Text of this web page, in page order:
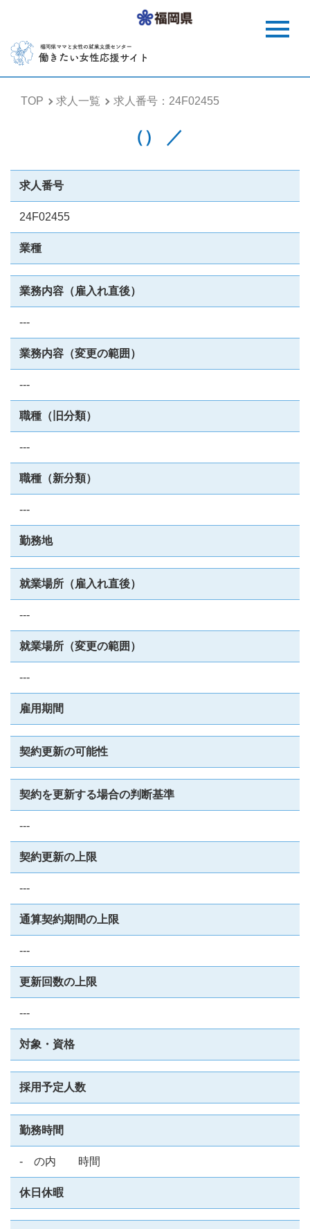
TOP 求人一覧 求人番号：24F02455
（） ／
求人番号
24F02455
業種
業務内容（雇入れ直後）
---
業務内容（変更の範囲）
---
職種（旧分類）
---
職種（新分類）
---
勤務地
就業場所（雇入れ直後）
---
就業場所（変更の範囲）
---
雇用期間
契約更新の可能性
契約を更新する場合の判断基準
---
契約更新の上限
---
通算契約期間の上限
---
更新回数の上限
---
対象・資格
採用予定人数
勤務時間
- の内 時間
休日休暇